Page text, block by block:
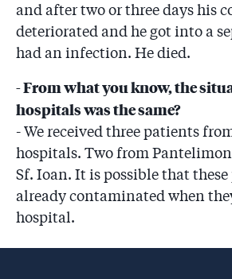
and after two or three days his
deteriorated and he got into a
had an infection. He died.
- From what you know, the
hospitals was the same?
- We received three patients
hospitals. Two from
Sf. Ioan. It is possible that
already contaminated when
hospital.